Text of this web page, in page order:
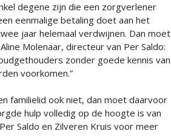
degene zijn die een zorgverlener
eenmalige betaling doet aan het
jaar helemaal verdwijnen. Dan moet
Molenaar, directeur van Per Saldo:
zonder goede kennis van
voorkomen.”
familielid ook niet, dan moet daarvoor
hulp volledig op de hoogte is van
Saldo en Zilveren Kruis voor meer